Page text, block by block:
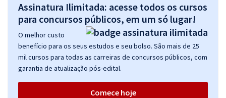
Assinatura Ilimitada: acesse todos os cursos
para concursos públicos, em um só lugar!
O melhor custo
benefício para os seus estudos e seu bolso. São mais de 25
mil cursos para todas as carreiras de concursos públicos, com
garantia de atualização pós-edital.
Comece hoje